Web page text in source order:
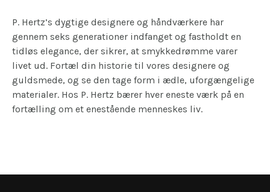
P. Hertz’s dygtige designere og håndværkere har
gennem seks generationer indfanget og fastholdt en
tidløs elegance, der sikrer, at smykkedrømme varer
livet ud. Fortæl din historie til vores designere og
guldsmede, og se den tage form i ædle, uforgængelige
materialer. Hos P. Hertz bærer hver eneste værk på en
fortælling om et enestående menneskes liv.